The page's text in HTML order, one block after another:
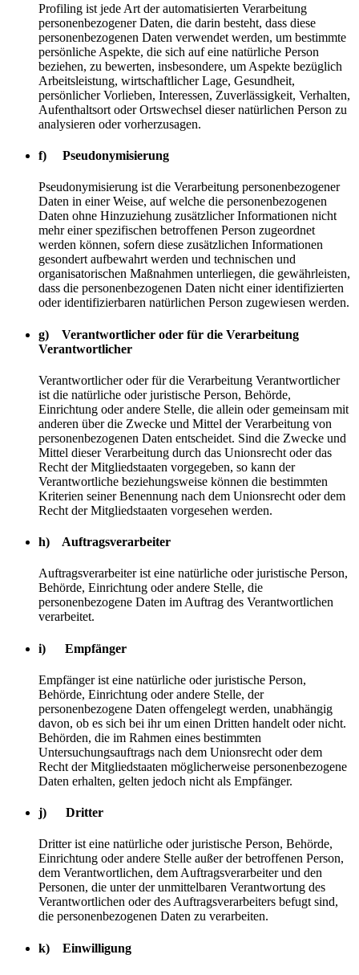
Profiling ist jede Art der automatisierten Verarbeitung
personenbezogener Daten, die darin besteht, dass diese
personenbezogenen Daten verwendet werden, um bestimmte
persönliche Aspekte, die sich auf eine natürliche Person
beziehen, zu bewerten, insbesondere, um Aspekte bezüglich
Arbeitsleistung, wirtschaftlicher Lage, Gesundheit,
persönlicher Vorlieben, Interessen, Zuverlässigkeit, Verhalten,
Aufenthaltsort oder Ortswechsel dieser natürlichen Person zu
analysieren oder vorherzusagen.
f) Pseudonymisierung
Pseudonymisierung ist die Verarbeitung personenbezogener
Daten in einer Weise, auf welche die personenbezogenen
Daten ohne Hinzuziehung zusätzlicher Informationen nicht
mehr einer spezifischen betroffenen Person zugeordnet
werden können, sofern diese zusätzlichen Informationen
gesondert aufbewahrt werden und technischen und
organisatorischen Maßnahmen unterliegen, die gewährleisten,
dass die personenbezogenen Daten nicht einer identifizierten
oder identifizierbaren natürlichen Person zugewiesen werden.
g) Verantwortlicher oder für die Verarbeitung
Verantwortlicher
Verantwortlicher oder für die Verarbeitung Verantwortlicher
ist die natürliche oder juristische Person, Behörde,
Einrichtung oder andere Stelle, die allein oder gemeinsam mit
anderen über die Zwecke und Mittel der Verarbeitung von
personenbezogenen Daten entscheidet. Sind die Zwecke und
Mittel dieser Verarbeitung durch das Unionsrecht oder das
Recht der Mitgliedstaaten vorgegeben, so kann der
Verantwortliche beziehungsweise können die bestimmten
Kriterien seiner Benennung nach dem Unionsrecht oder dem
Recht der Mitgliedstaaten vorgesehen werden.
h) Auftragsverarbeiter
Auftragsverarbeiter ist eine natürliche oder juristische Person,
Behörde, Einrichtung oder andere Stelle, die
personenbezogene Daten im Auftrag des Verantwortlichen
verarbeitet.
i) Empfänger
Empfänger ist eine natürliche oder juristische Person,
Behörde, Einrichtung oder andere Stelle, der
personenbezogene Daten offengelegt werden, unabhängig
davon, ob es sich bei ihr um einen Dritten handelt oder nicht.
Behörden, die im Rahmen eines bestimmten
Untersuchungsauftrags nach dem Unionsrecht oder dem
Recht der Mitgliedstaaten möglicherweise personenbezogene
Daten erhalten, gelten jedoch nicht als Empfänger.
j) Dritter
Dritter ist eine natürliche oder juristische Person, Behörde,
Einrichtung oder andere Stelle außer der betroffenen Person,
dem Verantwortlichen, dem Auftragsverarbeiter und den
Personen, die unter der unmittelbaren Verantwortung des
Verantwortlichen oder des Auftragsverarbeiters befugt sind,
die personenbezogenen Daten zu verarbeiten.
k) Einwilligung